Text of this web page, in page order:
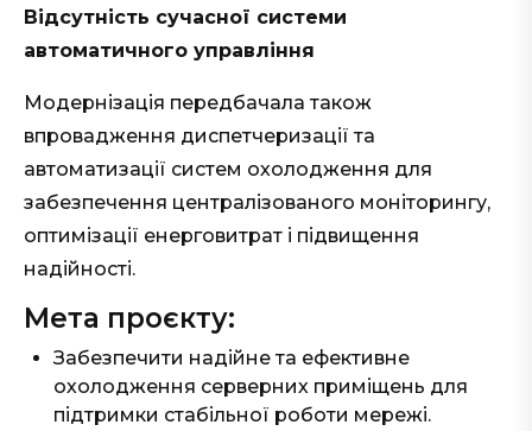
Відсутність сучасної системи
автоматичного управління
Модернізація передбачала також
впровадження диспетчеризації та
автоматизації систем охолодження для
забезпечення централізованого моніторингу,
оптимізації енерговитрат і підвищення
надійності.
Мета проєкту:
Забезпечити надійне та ефективне
охолодження серверних приміщень для
підтримки стабільної роботи мережі.